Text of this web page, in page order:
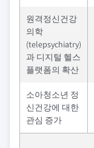
원격정신건강
의학
(telepsychiatry)
과 디지털 헬스
플랫폼의 확산
소아청소년 정
신건강에 대한
관심 증가